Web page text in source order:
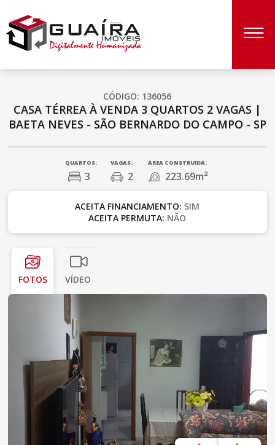
CÓDIGO: 136056
CASA TÉRREA À VENDA 3 QUARTOS 2 VAGAS |
BAETA NEVES - SÃO BERNARDO DO CAMPO - SP
QUARTOS:
3
VAGAS:
2
ÁREA CONSTRUÍDA:
223.69m²
ACEITA FINANCIAMENTO: SIM
ACEITA PERMUTA: NÃO
FOTOS VÍDEO